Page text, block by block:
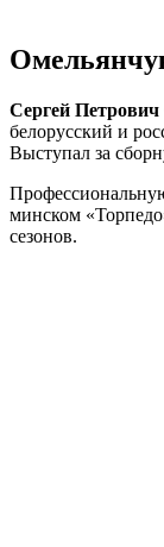
Сергей
белорусский и
Выступал за
минском
сезонов.